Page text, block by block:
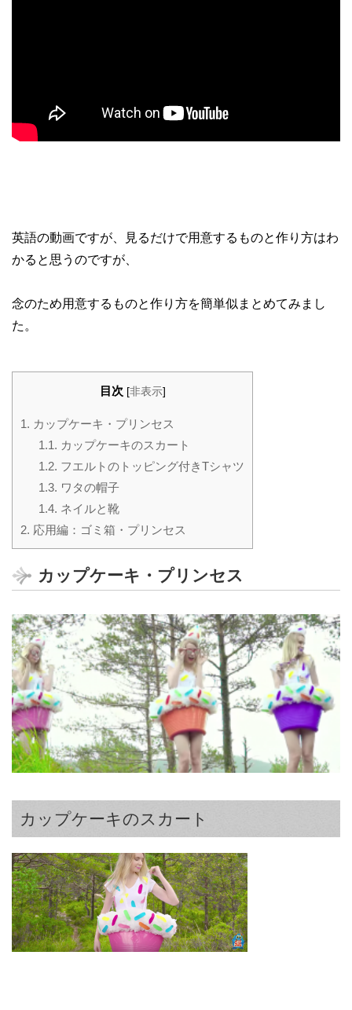
英語の動画ですが、見るだけで用意するものと作り方はわ
かると思うのですが、
念のため用意するものと作り方を簡単似まとめてみまし
た。
目次 [非表示]
1. カップケーキ・プリンセス
1.1. カップケーキのスカート
1.2. フエルトのトッピング付きTシャツ
1.3. ワタの帽子
1.4. ネイルと靴
2. 応用編：ゴミ箱・プリンセス
カップケーキ・プリンセス
カップケーキのスカート